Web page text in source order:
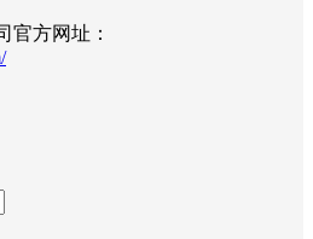
官方网址：